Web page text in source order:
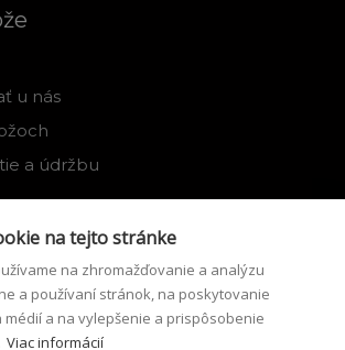
u nás
a údržbu
na tejto stránke
na zhromažďovanie a analýzu
a používaní stránok, na poskytovanie
médií a na vylepšenie a prispôsobenie
Viac informácií